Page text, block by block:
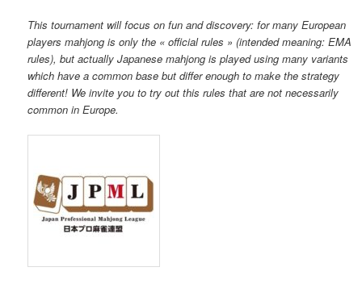
This tournament will focus on fun and discovery: for many European
players mahjong is only the « official rules » (intended meaning: EMA
rules), but actually Japanese mahjong is played using many variants
which have a common base but differ enough to make the strategy
different! We invite you to try out this rules that are not necessarily
common in Europe.